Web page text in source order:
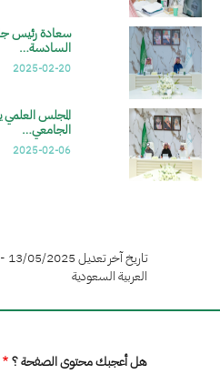
سعادة رئيس
السادسة…
2025-02-20
المجلس
الجامعي…
2025-02-06
العربية السعودية
هل أعجبك محتوى الصفحة ؟